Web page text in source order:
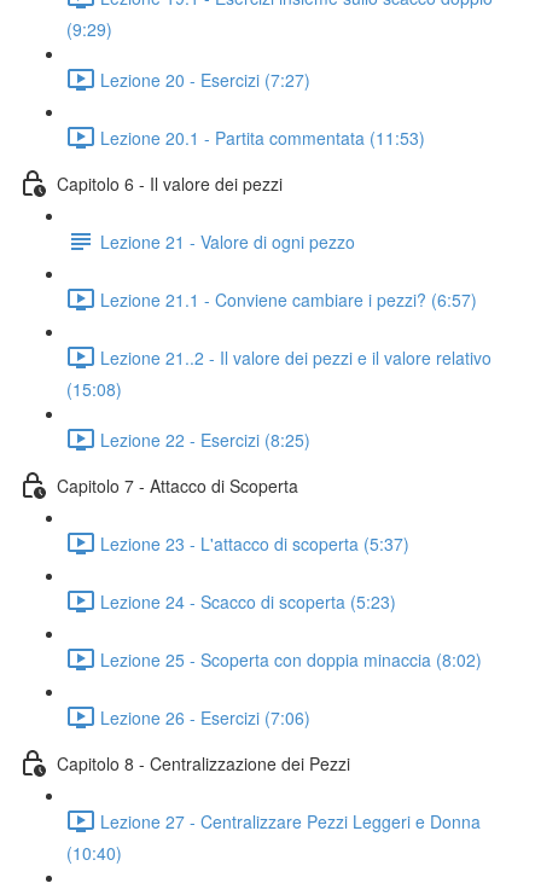
(9:29)
Lezione 20 - Esercizi (7:27)
Lezione 20.1 - Partita commentata (11:53)
Capitolo 6 - Il valore dei pezzi
Lezione 21 - Valore di ogni pezzo
Lezione 21.1 - Conviene cambiare i pezzi? (6:57)
Lezione 21..2 - Il valore dei pezzi e il valore relativo
(15:08)
Lezione 22 - Esercizi (8:25)
Capitolo 7 - Attacco di Scoperta
Lezione 23 - L'attacco di scoperta (5:37)
Lezione 24 - Scacco di scoperta (5:23)
Lezione 25 - Scoperta con doppia minaccia (8:02)
Lezione 26 - Esercizi (7:06)
Capitolo 8 - Centralizzazione dei Pezzi
Lezione 27 - Centralizzare Pezzi Leggeri e Donna
(10:40)